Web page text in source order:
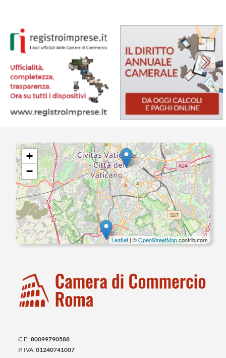
+
−
Leaflet | ©OpenStreetMapcontributors
C.F.:80099790588
P. IVA:01240741007